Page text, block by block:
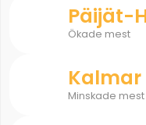
Päijät-
Ökade mest
Kalmar
Minskade mest